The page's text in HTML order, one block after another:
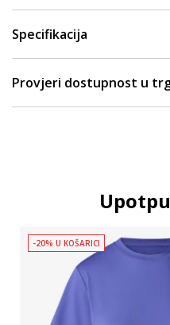
Specifikacija
Provjeri dostupnost u
-20% U KOŠARICI